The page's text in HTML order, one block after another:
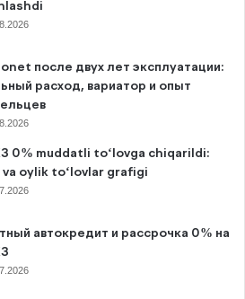
после двух лет эксплуатации:
расход, вариатор и опыт
0% muddatli to‘lovga chiqarildi:
va oylik to‘lovlar grafigi
автокредит и рассрочка 0% на